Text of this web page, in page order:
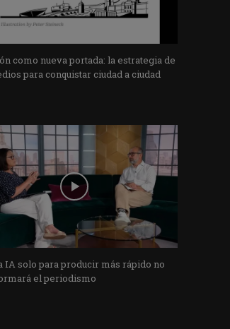
como nueva portada: la estrategia de
para conquistar ciudad a ciudad
IA solo para producir más rápido no
el periodismo